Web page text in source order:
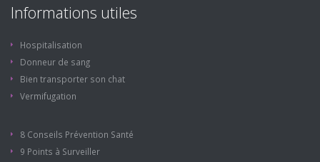
Informations utiles
Hospitalisation
Donneur de sang
Bien transporter son chat
Vermifugation
8 Conseils Prévention Santé
9 Points à Surveiller